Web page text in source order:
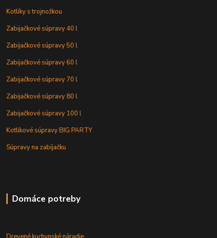
Kotlíky s trojnožkou
Zabijačkové súpravy 40 l
Zabijačkové súpravy 50 l
Zabijačkové súpravy 60 l
Zabijačkové súpravy 70 l
Zabijačkové súpravy 80 l
Zabijačkové súpravy 100 l
Kotlíkové súpravy BIG PARTY
Súpravy na zabíjačku
Domáce potreby